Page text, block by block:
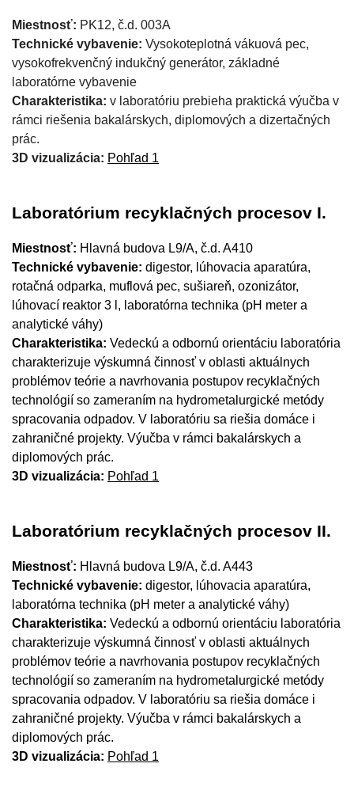
Miestnosť: PK12, č.d. 003A
Technické vybavenie: Vysokoteplotná vákuová pec,
vysokofrekvenčný indukčný generátor, základné
laboratórne vybavenie
Charakteristika: v laboratóriu prebieha praktická výučba v
rámci riešenia bakalárskych, diplomových a dizertačných
prác.
3D vizualizácia: Pohľad 1
Laboratórium recyklačných procesov I.
Miestnosť: Hlavná budova L9/A, č.d. A410
Technické vybavenie: digestor, lúhovacia aparatúra,
rotačná odparka, muflová pec, sušiareň, ozonizátor,
lúhovací reaktor 3 l, laboratórna technika (pH meter a
analytické váhy)
Charakteristika: Vedeckú a odbornú orientáciu laboratória
charakterizuje výskumná činnosť v oblasti aktuálnych
problémov teórie a navrhovania postupov recyklačných
technológií so zameraním na hydrometalurgické metódy
spracovania odpadov. V laboratóriu sa riešia domáce i
zahraničné projekty. Výučba v rámci bakalárskych a
diplomových prác.
3D vizualizácia: Pohľad 1
Laboratórium recyklačných procesov II.
Miestnosť: Hlavná budova L9/A, č.d. A443
Technické vybavenie: digestor, lúhovacia aparatúra,
laboratórna technika (pH meter a analytické váhy)
Charakteristika: Vedeckú a odbornú orientáciu laboratória
charakterizuje výskumná činnosť v oblasti aktuálnych
problémov teórie a navrhovania postupov recyklačných
technológií so zameraním na hydrometalurgické metódy
spracovania odpadov. V laboratóriu sa riešia domáce i
zahraničné projekty. Výučba v rámci bakalárskych a
diplomových prác.
3D vizualizácia: Pohľad 1